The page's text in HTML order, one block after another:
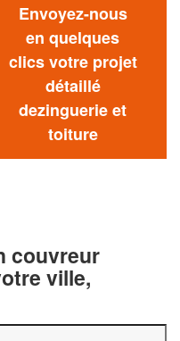
Envoyez-nous
en quelques
clics votre projet
détaillé
dezinguerie et
toiture
couvreur
ville,